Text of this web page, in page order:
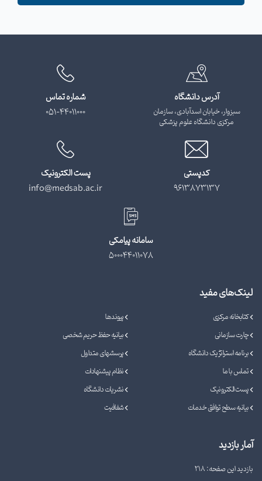
آدرس دانشگاه
سبزوار، خیابان اسدآبادی، سازمان
مرکزی دانشگاه علوم پزشکی
شماره تماس
051-44011000
کدپستی
9613873137
پست الکترونیک
info@medsab.ac.ir
سامانه پیامکی
500044011078
لینک‌های مفید
کتابخانه مرکزی
پیوندها
چارت سازمانی
بیانیه حفظ حریم شخصی
برنامه استراتژیک دانشگاه
پرسشهای متداول
تماس با ما
نظام پیشنهادات
پست الکترونیک
نشریات دانشگاه
بیانیه سطح توافق خدمات
شفافیت
آمار بازدید
بازدید این صفحه: 218